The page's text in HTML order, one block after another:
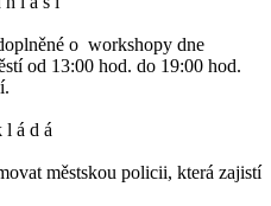
o workshopy dne
od 13:00 hod. do 19:00 hod.
l á d á
městskou policii, která zajistí